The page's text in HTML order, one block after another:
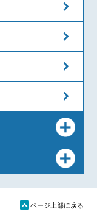
ü ページ上部に戻る